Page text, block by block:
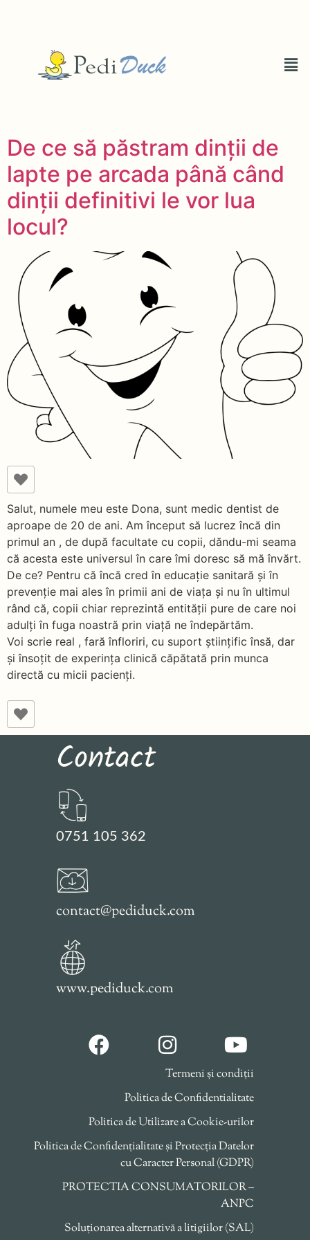
De ce să păstram dinții de
lapte pe arcada până când
dinții definitivi le vor lua
locul?
Salut, numele meu este Dona, sunt medic dentist de
aproape de 20 de ani. Am început să lucrez încă din
primul an , de după facultate cu copii, dăndu-mi seama
că acesta este universul în care îmi doresc să mă învărt.
De ce? Pentru că încă cred în educație sanitară și în
prevenție mai ales în primii ani de viața și nu în ultimul
rând că, copii chiar reprezintă entității pure de care noi
adulți în fuga noastră prin viață ne îndepărtăm.
Voi scrie real , fară înfloriri, cu suport științific însă, dar
și însoțit de experința clinică căpătată prin munca
directă cu micii pacienți.
Contact
0751 105 362
contact@pediduck.com
www.pediduck.com
Termeni și condiții
Politica de Confidentialitate
Politica de Utilizare a Cookie-urilor
Politica de Confidențialitate și Protecția Datelor
cu Caracter Personal (GDPR)
PROTECTIA CONSUMATORILOR –
ANPC
Soluționarea alternativă a litigiilor (SAL)